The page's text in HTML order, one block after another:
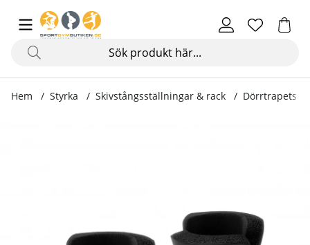
Hem Styrka Skivstångsställningar & rack Dörrtrapets &